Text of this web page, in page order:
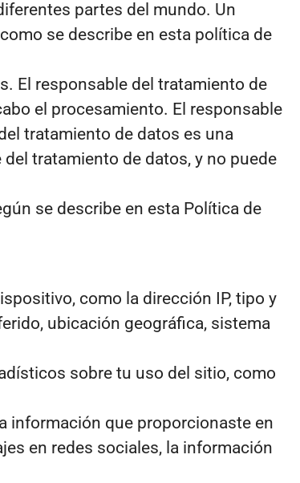
partes del mundo. Un
se describe en esta política de
El responsable del tratamiento de
el procesamiento. El responsable
tratamiento de datos es una
tratamiento de datos, y no puede
se describe en esta Política de
como la dirección IP, tipo y
ubicación geográfica, sistema
sobre tu uso del sitio, como
información que proporcionaste en
en redes sociales, la información